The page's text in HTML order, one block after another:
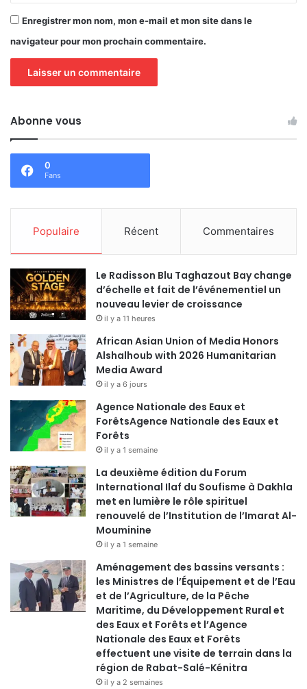
Enregistrer mon nom, mon e-mail et mon site dans le
navigateur pour mon prochain commentaire.
Abonne vous
0
Fans
Populaire Récent Commentaires
Le Radisson Blu Taghazout Bay change
d’échelle et fait de l’événementiel un
nouveau levier de croissance
il y a 11 heures
African Asian Union of Media Honors
Alshalhoub with 2026 Humanitarian
Media Award
il y a 6 jours
Agence Nationale des Eaux et
ForêtsAgence Nationale des Eaux et
Forêts
il y a 1 semaine
La deuxième édition du Forum
International Ilaf du Soufisme à Dakhla
met en lumière le rôle spirituel
renouvelé de l’Institution de l’Imarat Al-
Mouminine
il y a 1 semaine
Aménagement des bassins versants :
les Ministres de l’Équipement et de l’Eau
et de l’Agriculture, de la Pêche
Maritime, du Développement Rural et
des Eaux et Forêts et l’Agence
Nationale des Eaux et Forêts
effectuent une visite de terrain dans la
région de Rabat-Salé-Kénitra
il y a 2 semaines